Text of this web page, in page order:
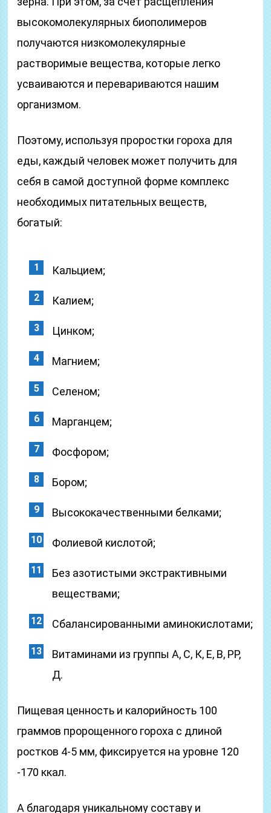
высокомолекулярных биополимеров
получаются низкомолекулярные
растворимые вещества, которые легко
усваиваются и перевариваются нашим
организмом.
Поэтому, используя проростки гороха для
еды, каждый человек может получить для
себя в самой доступной форме комплекс
необходимых питательных веществ,
богатый:
Кальцием;
Калием;
Цинком;
Магнием;
Селеном;
Марганцем;
Фосфором;
Бором;
Высококачественными белками;
Фолиевой кислотой;
Без азотистыми экстрактивными
веществами;
Сбалансированными аминокислотами;
Витаминами из группы А, С, К, Е, В, РР,
Д.
Пищевая ценность и калорийность 100
граммов пророщенного гороха с длиной
ростков 4-5 мм, фиксируется на уровне 120
-170 ккал.
А благодаря уникальному составу и